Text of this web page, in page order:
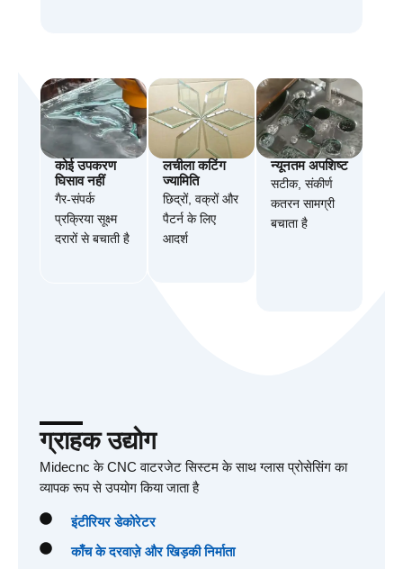
कोई उपकरण
घिसाव नहीं
गैर-संपर्क
प्रक्रिया सूक्ष्म
दरारों से बचाती है
लचीला कटिंग
ज्यामिति
छिद्रों, वक्रों और
पैटर्न के लिए
आदर्श
न्यूनतम अपशिष्ट
सटीक, संकीर्ण
कतरन सामग्री
बचाता है
ग्राहक उद्योग
Midecnc के CNC वाटरजेट सिस्टम के साथ ग्लास प्रोसेसिंग का
व्यापक रूप से उपयोग किया जाता है
इंटीरियर डेकोरेटर
काँच के दरवाज़े और खिड़की निर्माता